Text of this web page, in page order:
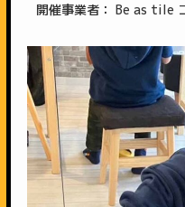
開催事業者： Be as tile